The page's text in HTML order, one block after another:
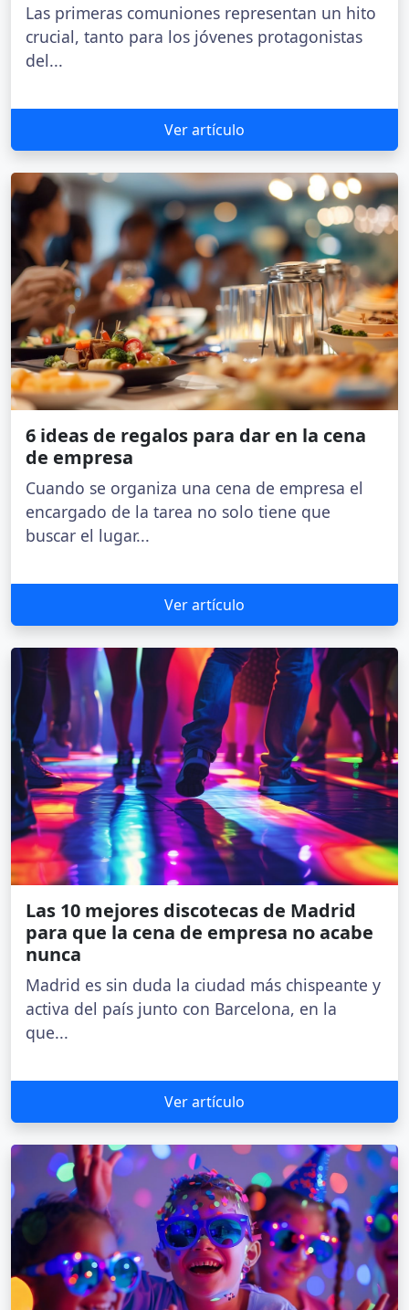
Las primeras comuniones representan un hito
crucial, tanto para los jóvenes protagonistas
del...
Ver artículo
6 ideas de regalos para dar en la cena
de empresa
Cuando se organiza una cena de empresa el
encargado de la tarea no solo tiene que
buscar el lugar...
Ver artículo
Las 10 mejores discotecas de Madrid
para que la cena de empresa no acabe
nunca
Madrid es sin duda la ciudad más chispeante y
activa del país junto con Barcelona, en la
que...
Ver artículo